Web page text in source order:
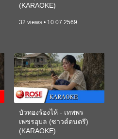
(KARAOKE)
32 views • 10.07.2569
บัวทองร้องไห้ - เทพพร
เพชรอุบล (ซาวด์ดนตรี)
(KARAOKE)